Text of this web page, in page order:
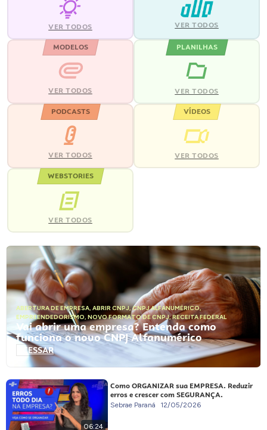
VER TODOS VER TODOS
MODELOS
VER TODOS
PLANILHAS
VER TODOS
PODCASTS
VER TODOS
VÍDEOS
VER TODOS
WEBSTORIES
VER TODOS
ABERTURA DE EMPRESA, ABRIR CNPJ,CNPJ ALFANUMÉRICO,
EMPREENDEDORISMO, NOVO FORMATO DE CNPJ,RECEITA FEDERAL
Vai abrir uma empresa? Entenda como
funciona o novo CNPJ Alfanumérico
ACESSAR
06:24
Como ORGANIZAR sua EMPRESA. Reduzir
erros e crescer com SEGURANÇA.
Sebrae Paraná 12/05/2026